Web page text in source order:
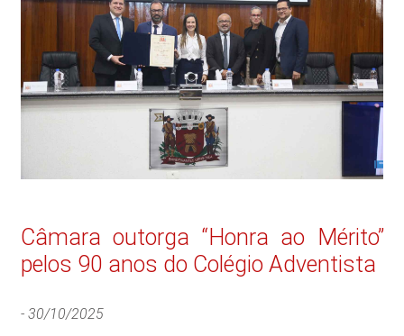
Câmara outorga “Honra ao Mérito”
pelos 90 anos do Colégio Adventista
- 30/10/2025